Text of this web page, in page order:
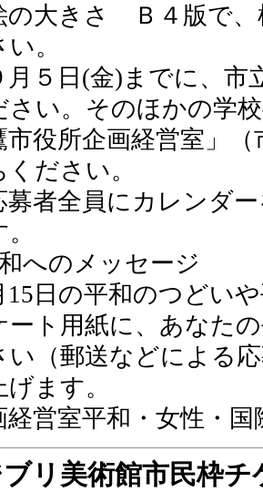
大きさ Ｂ４版で、
。
５日(金)までに、市
さい。そのほかの学
市役所企画経営室」
ださい。
者全員にカレンダ
へのメッセージ
15日の平和のつどい
ート用紙に、あなた
い（郵送などによる
げます。
経営室平和・女性・
リ美術館市民枠